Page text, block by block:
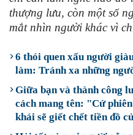
thượng lưu, còn một số
mắt nhìn người khác vì
6 thói quen xấu người
làm: Tránh xa những
Giữa bạn và thành công
cách mang tên: "Cứ
khái sẽ giết chết tiền đồ